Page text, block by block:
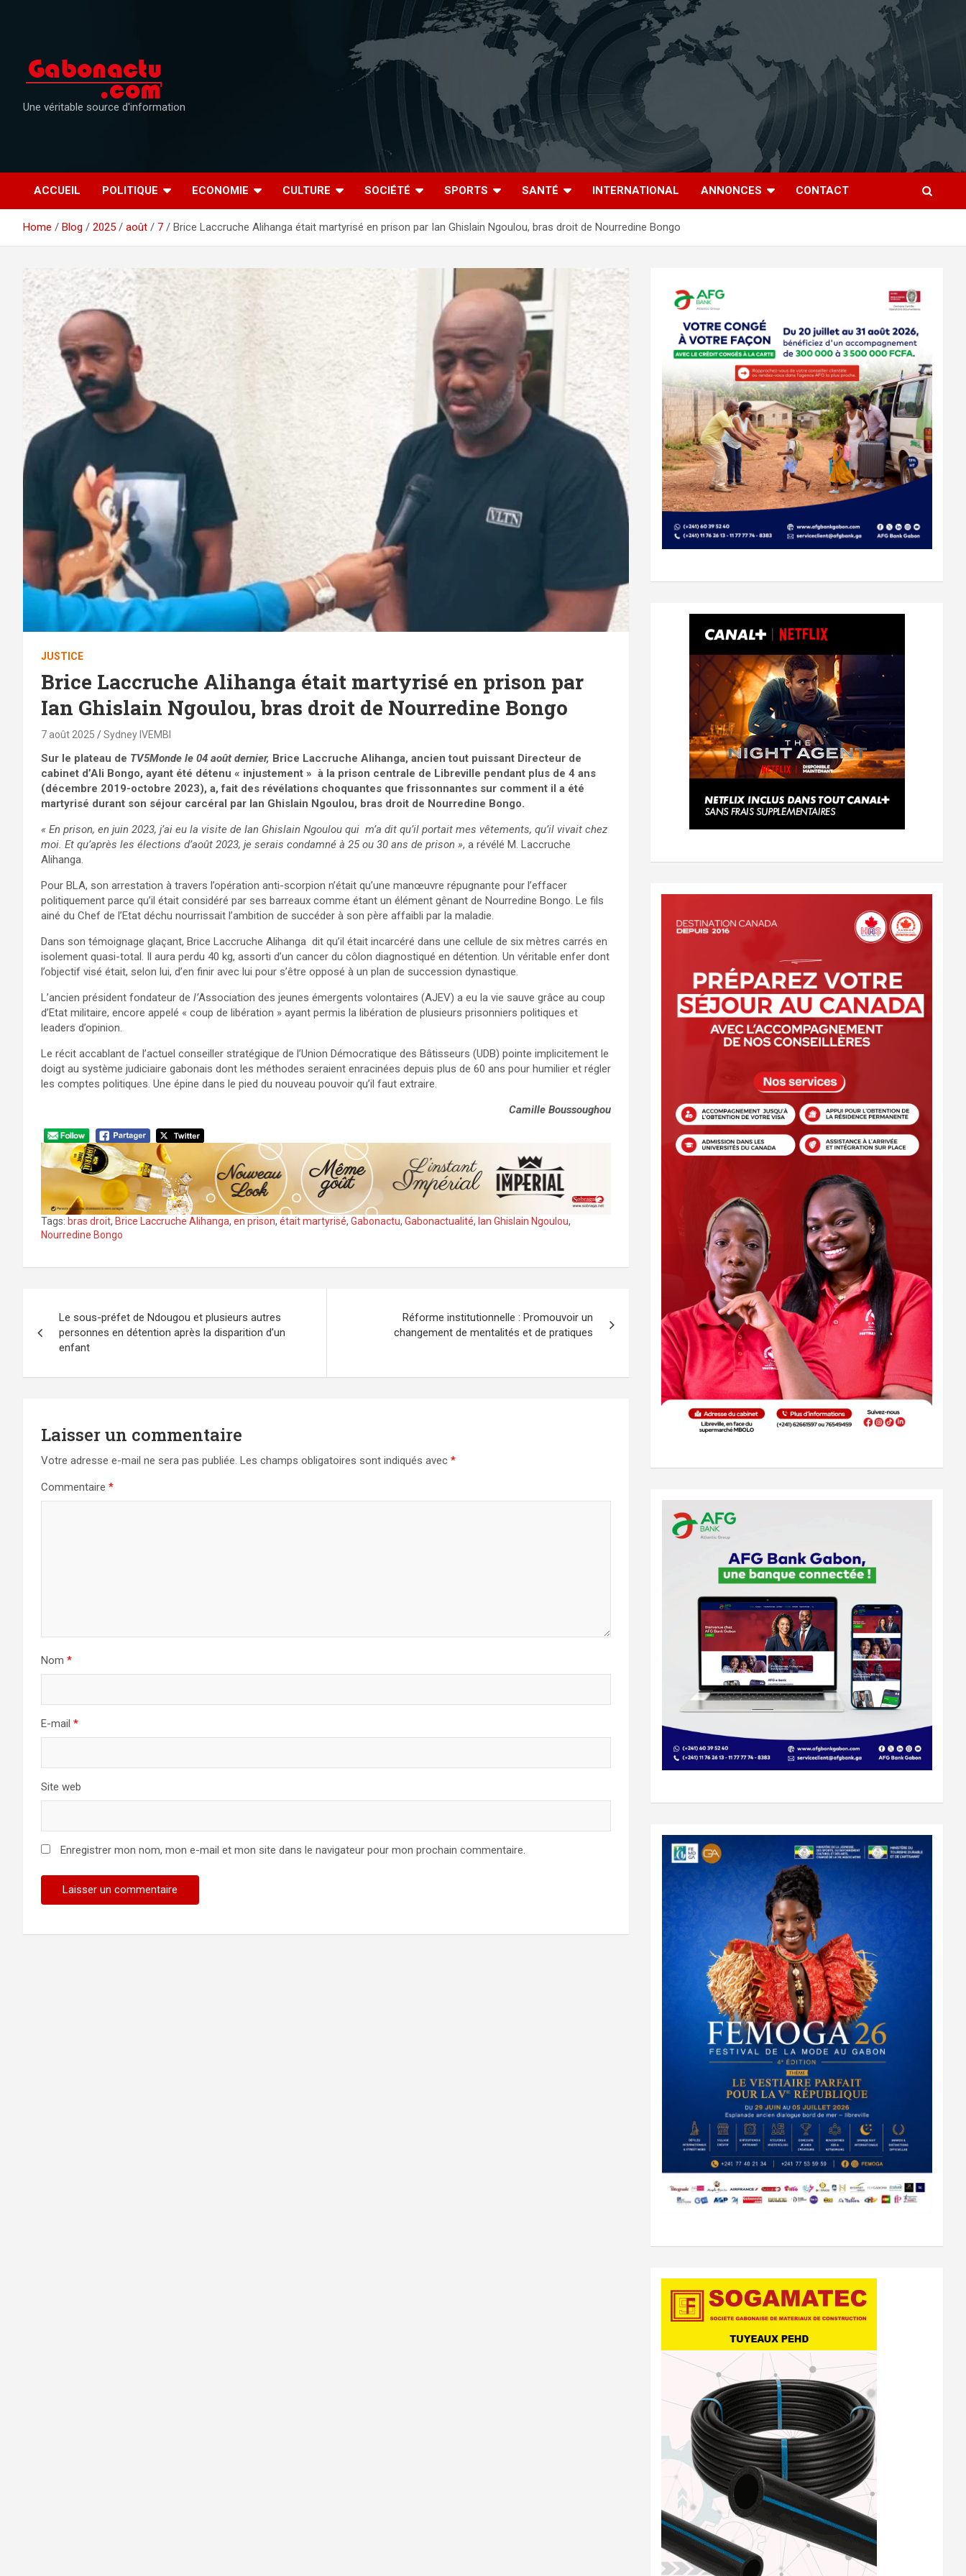
Une véritable source d'information
ACCUEIL POLITIQUE ECONOMIE CULTURE SOCIÉTÉ SPORTS SANTÉ INTERNATIONAL ANNONCES CONTACT
Home Blog 2025 août 7 Brice Laccruche Alihanga était martyrisé en prison par Ian Ghislain Ngoulou, bras droit de Nourredine Bongo
JUSTICE
Brice Laccruche Alihanga était martyrisé en prison par
Ian Ghislain Ngoulou, bras droit de Nourredine Bongo
7 août 2025 Sydney IVEMBI
Sur le plateau de TV5Monde le 04 août dernier, Brice Laccruche Alihanga, ancien tout puissant Directeur de
cabinet d’Ali Bongo, ayant été détenu « injustement » à la prison centrale de Libreville pendant plus de 4 ans
(décembre 2019-octobre 2023), a, fait des révélations choquantes que frissonnantes sur comment il a été
martyrisé durant son séjour carcéral par Ian Ghislain Ngoulou, bras droit de Nourredine Bongo.
« En prison, en juin 2023, j’ai eu la visite de Ian Ghislain Ngoulou qui m’a dit qu’il portait mes vêtements, qu’il vivait chez
moi. Et qu’après les élections d’août 2023, je serais condamné à 25 ou 30 ans de prison », a révélé M. Laccruche
Alihanga.
Pour BLA, son arrestation à travers l’opération anti-scorpion n’était qu’une manœuvre répugnante pour l’effacer
politiquement parce qu’il était considéré par ses barreaux comme étant un élément gênant de Nourredine Bongo. Le fils
ainé du Chef de l’Etat déchu nourrissait l’ambition de succéder à son père affaibli par la maladie.
Dans son témoignage glaçant, Brice Laccruche Alihanga dit qu’il était incarcéré dans une cellule de six mètres carrés en
isolement quasi-total. Il aura perdu 40 kg, assorti d’un cancer du côlon diagnostiqué en détention. Un véritable enfer dont
l’objectif visé était, selon lui, d’en finir avec lui pour s’être opposé à un plan de succession dynastique.
L’ancien président fondateur de l’Association des jeunes émergents volontaires (AJEV) a eu la vie sauve grâce au coup
d’Etat militaire, encore appelé « coup de libération » ayant permis la libération de plusieurs prisonniers politiques et
leaders d’opinion.
Le récit accablant de l’actuel conseiller stratégique de l’Union Démocratique des Bâtisseurs (UDB) pointe implicitement le
doigt au système judiciaire gabonais dont les méthodes seraient enracinées depuis plus de 60 ans pour humilier et régler
les comptes politiques. Une épine dans le pied du nouveau pouvoir qu’il faut extraire.
Camille Boussoughou
Tags: bras droit, Brice Laccruche Alihanga, en prison, était martyrisé, Gabonactu, Gabonactualité, Ian Ghislain Ngoulou,
Nourredine Bongo
de
l’article
Le sous-préfet de Ndougou et plusieurs autres
personnes en détention après la disparition d’un
enfant
Réforme institutionnelle : Promouvoir un
changement de mentalités et de pratiques
Laisser un commentaire
Votre adresse e-mail ne sera pas publiée. Les champs obligatoires sont indiqués avec *
Commentaire *
Nom *
E-mail *
Site web
Enregistrer mon nom, mon e-mail et mon site dans le navigateur pour mon prochain commentaire.